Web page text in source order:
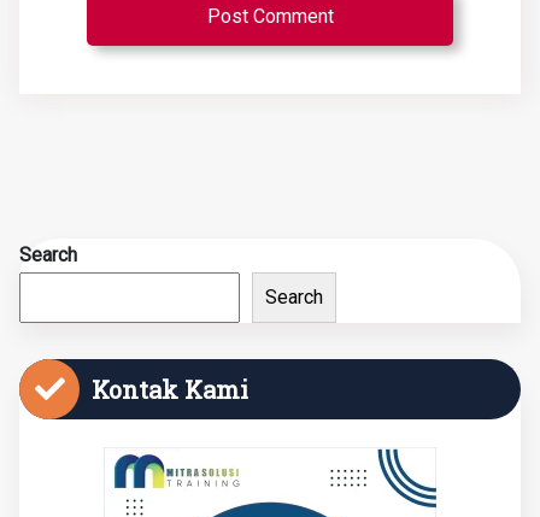
Search
Search
Kontak Kami